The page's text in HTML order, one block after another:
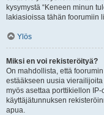
kysymystä “Keneen minun
lakiasioissa tähän foorumiin
Ylös
Miksi en voi rekisteröityä?
On mahdollista, että
estääkseen uusia
myös asettaa porttikiellon
käyttäjätunnuksen
apua.